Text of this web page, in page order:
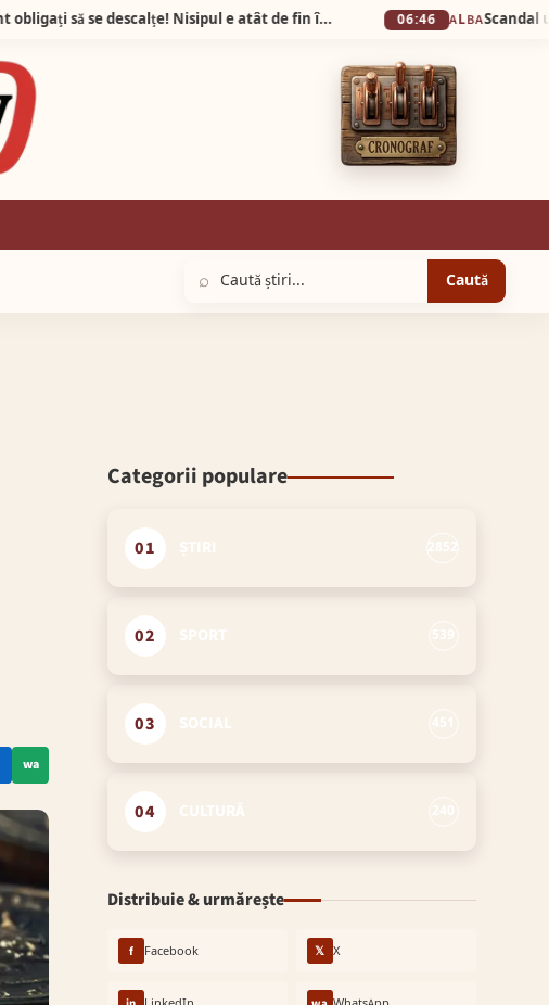
Plaja din Tunisia unde turiștii sunt obligați să se descalțe! Nisipul e atât de fin încât pare cernut prin sită! 06:46 ALBA
⌕ Caută
wa
Categorii populare
01
02
03
04
Distribuie & urmărește
f Facebook 𝕏 X